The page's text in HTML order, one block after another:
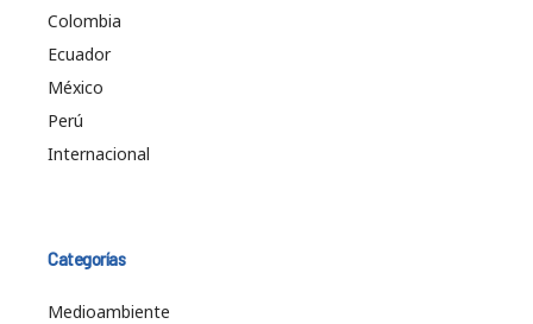
Colombia
Ecuador
México
Perú
Internacional
Categorías
Medioambiente